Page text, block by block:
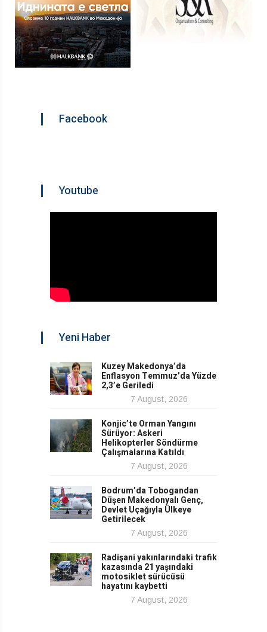
Facebook
Youtube
Yeni Haber
Kuzey Makedonya’da
Enflasyon Temmuz’da Yüzde
2,3’e Geriledi
7 August, 2026
Konjic’te Orman Yangını
Sürüyor: Askeri
Helikopterler Söndürme
Çalışmalarına Katıldı
7 August, 2026
Bodrum’da Tobogandan
Düşen Makedonyalı Genç,
Devlet Uçağıyla Ülkeye
Getirilecek
7 August, 2026
Radişani yakınlarındaki trafik
kazasında 21 yaşındaki
motosiklet sürücüsü
hayatını kaybetti
7 August, 2026